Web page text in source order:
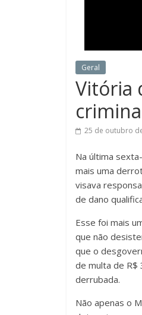
Geral
Vitória
25 de outubro
Na última
mais uma
visava
de dano
Esse foi mais
que não
que o des
de multa de R$
derrubada.
Não apenas o